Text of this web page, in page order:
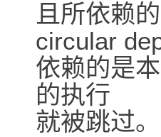
且所依赖
circular
依赖的是
的执行
就被跳过。